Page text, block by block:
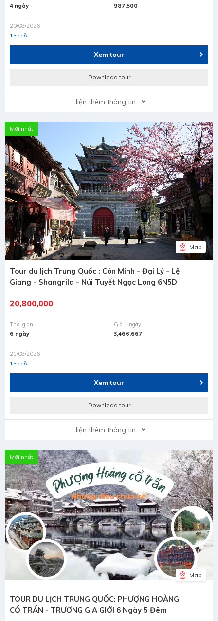
4 ngày 987,500
20/08/2026
15 chỗ
Xem tour
Download tour
Hiện thêm thông tin
Mới nhất
Map
Tour du lịch Trung Quốc : Côn Minh - Đại Lý - Lệ
Giang - Shangrila - Núi Tuyết Ngọc Long 6N5D
20,800,000
Thời gian:
6 ngày
Giá 1 ngày
3,466,667
21/08/2026
15 chỗ
Xem tour
Download tour
Hiện thêm thông tin
Mới nhất
Map
TOUR DU LỊCH TRUNG QUỐC: PHƯỢNG HOÀNG
CỔ TRẤN - TRƯƠNG GIA GIỚI 6 Ngày 5 Đêm